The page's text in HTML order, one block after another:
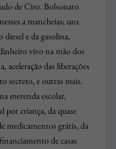
de Ciro. Bolsonaro
a mancheias; uns
diesel e da gasolina,
vivo na mão dos
aceleração das liberações
secreto, e outras mais.
merenda escolar,
por criança, da quase
medicamentos grátis, da
de casas